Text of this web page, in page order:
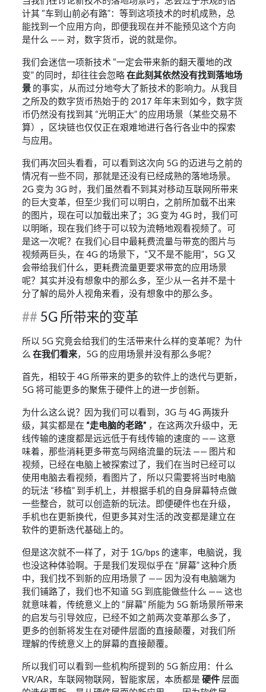
计其 “车到山前必有路”：等到这项技术的时机成熟，总
能找到一个应用方向，即便我现在并不能预见这个方向
是什么 —— 对，数字货币，说的就是你。
我们会迷信一项新技术 “一定会带来新的翻天覆地的改
变” 的同时，却往往会忽略在此刻其依然没有找到落地场
景 的事实，从而过分地夸大了新技术的影响力。从我目
之所及的数字货币热始于的 2017 年年末到如今，数字货
币仍然没有找到其 “光明正大” 的应用场景（某些交易不
算），区块链也仅仅正在艰难地进行各行各业中的探索
与应用。
我们再次回头看看，可以看到这次向 5G 的迈进与之前的
情况有一些不同，那就是还没有已经成熟的落地场景。
2G 变为 3G 时，我们虽然看不到其对移动互联网所带来
的巨大变革，但至少我们可以明白，之前所加载不出来
的图片，现在可以加载出来了；3G 变为 4G 时，我们可
以明晰，现在我们终于可以较为流畅地观看视频了。可
是这一次呢？在我们心目中最耗费流量与带宽的图片与
视频两巨头，在 4G 的场景下，“又不是不能用”，5G 又
会带给我们什么，更耗费流量更要求带宽的应用场景
呢？其实并没有想象中的那么多，至少从一名并不是十
分了解的局外人视角来看，没有想象中的那么多。
5G 所带来的变革
所以 5G 究竟会给我们的生活带来什么样的变革呢？为什
么在我们看来，5G 的应用场景并没有那么多呢？
首先，相较于 4G 所带来的更多的软件上的迭代与更新，
5G 将可能更多的聚焦于硬件上的进一步创新。
为什么这么说？因为我们可以看到，3G 与 4G 两拨升
级，其实都是在 “走电脑的老路” ，在这两次升级中，无
线传输的速度都是远远低于有线传输的速度的 —— 这意
味着，那些消耗更多带宽与网络流量的玩法 —— 图片和
视频，已经在电脑上被探索过了，我们在当时已经可以
使用电脑去看视频，看图片了，所以只需要将当时电脑
的玩法 “移植” 到手机上，并根据手机的自身屏幕特点做
一些整合，就可以创造新的玩法。即便硬件也在升级，
手机也在更新换代，但更多其对生活的改变都是建立在
软件的更新迭代基础上的。
但是这次就不一样了，对于 1G/bps 的速率，电脑说，我
也没这种体验啊。于是我们发现似乎在 “屏幕” 这种介质
中，我们找不到新的应用场景了 —— 因为没有电脑端为
我们铺路了，我们也不知道 5G 到底能做些什么 —— 这也
就意味着，传统意义上的 “屏幕” 所能为 5G 新场景所带来
的启发与引导效应，已经不如之前两次变革那么多了，
更多的创新将发生在对硬件层面的直接颠覆，对我们所
理解的传统意义上的屏幕的直接颠覆。
所以我们可以看到一些机构所提到的 5G 新应用：什么
VR/AR，车联网物联网，智能家居，本质都是硬件 层面